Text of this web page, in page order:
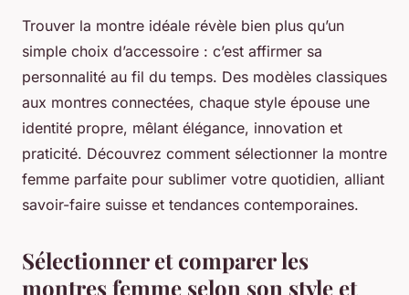
Trouver la montre idéale révèle bien plus qu’un
simple choix d’accessoire : c’est affirmer sa
personnalité au fil du temps. Des modèles classiques
aux montres connectées, chaque style épouse une
identité propre, mêlant élégance, innovation et
praticité. Découvrez comment sélectionner la montre
femme parfaite pour sublimer votre quotidien, alliant
savoir-faire suisse et tendances contemporaines.
Sélectionner et comparer les
montres femme selon son style et